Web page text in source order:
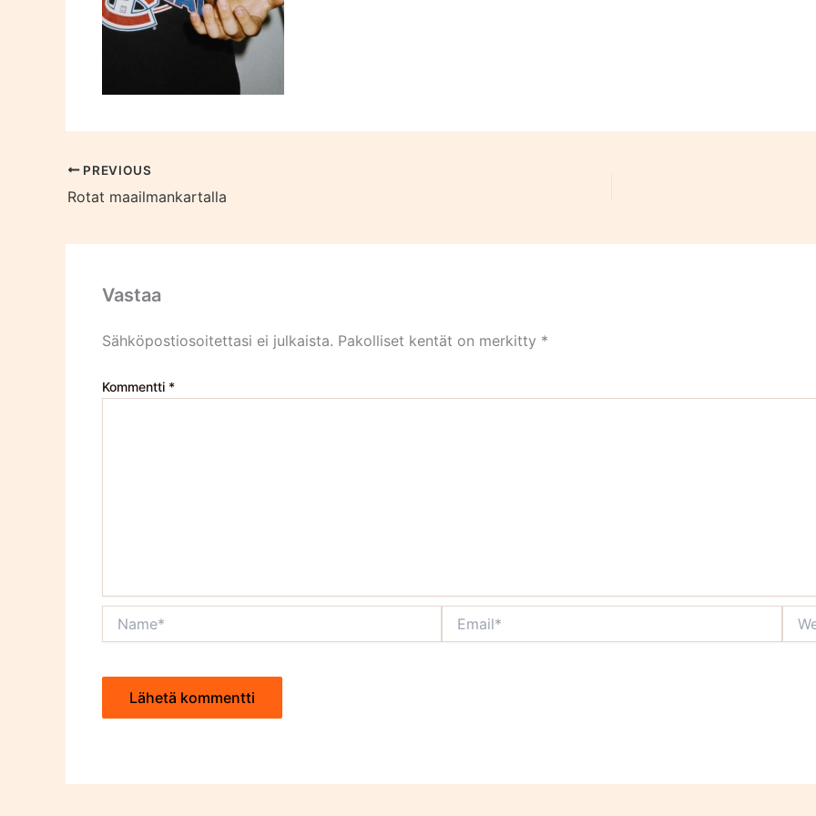
PREVIOUS
Rotat maailmankartalla
Vastaa
Sähköpostiosoitettasi ei julkaista. Pakolliset kentät on merkitty *
Kommentti *